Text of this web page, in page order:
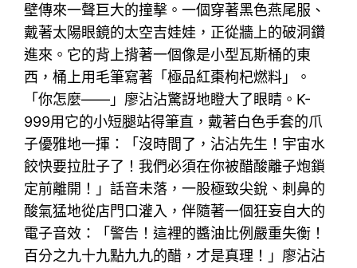
壁傳來一聲巨大的撞擊。一個穿著黑色燕尾服、
戴著太陽眼鏡的太空吉娃娃，正從牆上的破洞鑽
進來。它的背上揹著一個像是小型瓦斯桶的東
西，桶上用毛筆寫著「極品紅棗枸杞燃料」。
「你怎麼——」廖沾沾驚訝地瞪大了眼睛。K-
999用它的小短腿站得筆直，戴著白色手套的爪
子優雅地一揮：「沒時間了，沾沾先生！宇宙水
餃快要拉肚子了！我們必須在你被醋酸離子炮鎖
定前離開！」話音未落，一股極致尖銳、刺鼻的
酸氣猛地從店門口灌入，伴隨著一個狂妄自大的
電子音效：「警告！這裡的醬油比例嚴重失衡！
百分之九十九點九九的醋，才是真理！」廖沾沾